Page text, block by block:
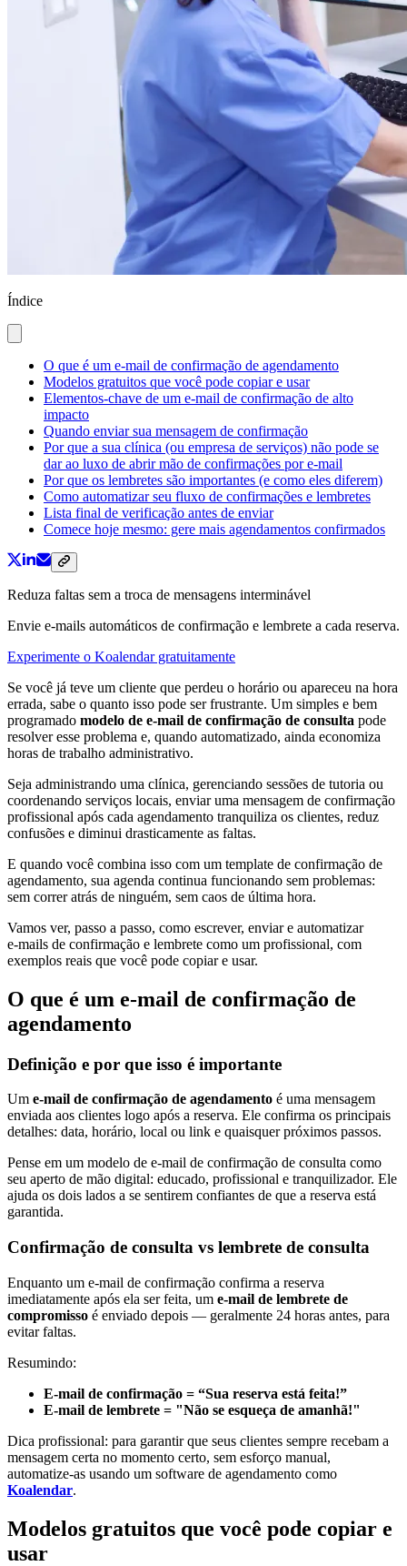
Índice
O que é um e-mail de confirmação de agendamento
Modelos gratuitos que você pode copiar e usar
Elementos-chave de um e-mail de confirmação de alto
impacto
Quando enviar sua mensagem de confirmação
Por que a sua clínica (ou empresa de serviços) não pode se
dar ao luxo de abrir mão de confirmações por e-mail
Por que os lembretes são importantes (e como eles diferem)
Como automatizar seu fluxo de confirmações e lembretes
Lista final de verificação antes de enviar
Comece hoje mesmo: gere mais agendamentos confirmados
Reduza faltas sem a troca de mensagens interminável
Envie e-mails automáticos de confirmação e lembrete a cada reserva.
Experimente o Koalendar gratuitamente
Se você já teve um cliente que perdeu o horário ou apareceu na hora
errada, sabe o quanto isso pode ser frustrante. Um simples e bem
programado modelo de e-mail de confirmação de consulta pode
resolver esse problema e, quando automatizado, ainda economiza
horas de trabalho administrativo.
Seja administrando uma clínica, gerenciando sessões de tutoria ou
coordenando serviços locais, enviar uma mensagem de confirmação
profissional após cada agendamento tranquiliza os clientes, reduz
confusões e diminui drasticamente as faltas.
E quando você combina isso com um template de confirmação de
agendamento, sua agenda continua funcionando sem problemas:
sem correr atrás de ninguém, sem caos de última hora.
Vamos ver, passo a passo, como escrever, enviar e automatizar
e‑mails de confirmação e lembrete como um profissional, com
exemplos reais que você pode copiar e usar.
O que é um e-mail de confirmação de
agendamento
Definição e por que isso é importante
Um e-mail de confirmação de agendamento é uma mensagem
enviada aos clientes logo após a reserva. Ele confirma os principais
detalhes: data, horário, local ou link e quaisquer próximos passos.
Pense em um modelo de e-mail de confirmação de consulta como
seu aperto de mão digital: educado, profissional e tranquilizador. Ele
ajuda os dois lados a se sentirem confiantes de que a reserva está
garantida.
Confirmação de consulta vs lembrete de consulta
Enquanto um e-mail de confirmação confirma a reserva
imediatamente após ela ser feita, um e-mail de lembrete de
compromisso é enviado depois — geralmente 24 horas antes, para
evitar faltas.
Resumindo:
E-mail de confirmação = “Sua reserva está feita!”
E-mail de lembrete = "Não se esqueça de amanhã!"
Dica profissional: para garantir que seus clientes sempre recebam a
mensagem certa no momento certo, sem esforço manual,
automatize-as usando um software de agendamento como
Koalendar.
Modelos gratuitos que você pode copiar e
usar